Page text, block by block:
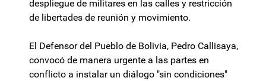
despliegue de militares en las calles y restricción
de libertades de reunión y movimiento.
El Defensor del Pueblo de Bolivia, Pedro Callisaya,
convocó de manera urgente a las partes en
conflicto a instalar un diálogo "sin condiciones"